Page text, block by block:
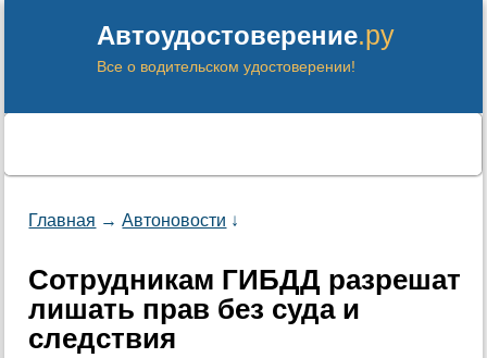
Автоудостоверение.ру
Все о водительском удостоверении!
Главная →Автоновости ↓
Сотрудникам ГИБДД разрешат
лишать прав без суда и
следствия